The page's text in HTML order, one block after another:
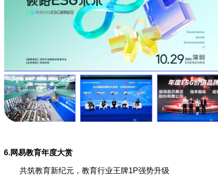
6.网易教育年度大赏
共筑教育新纪元，教育行业王牌1P强势升级